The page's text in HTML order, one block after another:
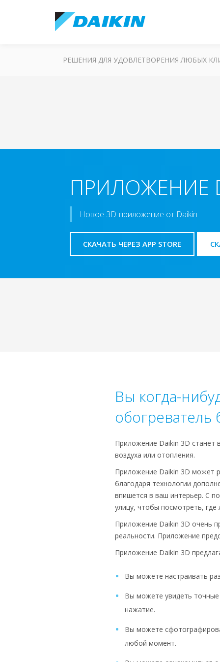
РЕШЕНИЯ ДЛЯ УДОВЛЕТВОРЕНИЯ ЛЮБЫХ
ПРИЛОЖЕНИЕ
Новое 3D-приложение от Daikin
СКАЧАТЬ ЧЕРЕЗ APP STORE
Вы когда-
обогреватель
Приложение Daikin 3D
воздуха или отопления.
Приложение Daikin 3D может
благодаря технологии
впишется в ваш интерьер. С
улицу, чтобы посмотреть,
Приложение Daikin 3D очень
реальности. Приложение
Приложение Daikin 3D
Вы можете настраивать
Вы можете увидеть
нажатие.
Вы можете
любой момент.